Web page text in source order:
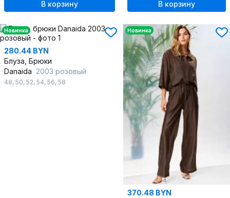
В корзину В корзину
Новинка
280.44 BYN
Блуза, Брюки
Danaida 2003 розовый
48, 50, 52, 54, 56, 58
Новинка
370.48 BYN